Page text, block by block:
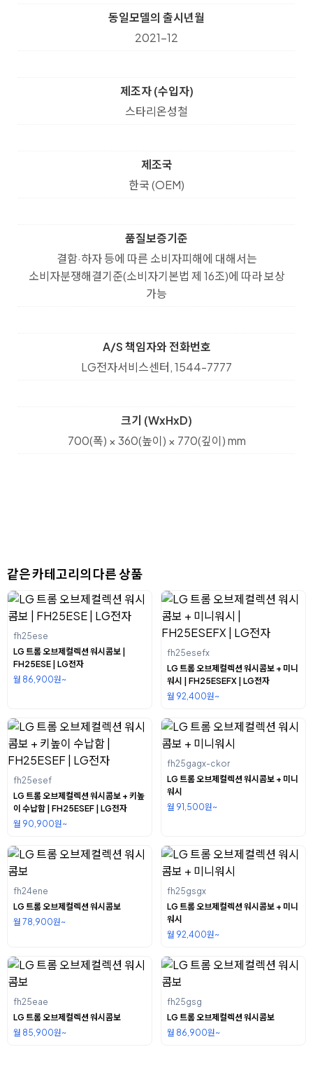
동일모델의 출시년월
2021-12
제조자 (수입자)
스타리온성철
제조국
한국 (OEM)
품질보증기준
결함·하자 등에 따른 소비자피해에 대해서는
소비자분쟁해결기준(소비자기본법 제 16조)에 따라 보상
가능
A/S 책임자와 전화번호
LG전자서비스센터, 1544-7777
크기 (WxHxD)
700(폭) × 360(높이) × 770(깊이) mm
같은 카테고리의 다른 상품
fh25ese
LG 트롬 오브제컬렉션 워시콤보 |
FH25ESE | LG전자
월 86,900원~
fh25esefx
LG 트롬 오브제컬렉션 워시콤보 + 미니
워시 | FH25ESEFX | LG전자
월 92,400원~
fh25esef
LG 트롬 오브제컬렉션 워시콤보 + 키높
이 수납함 | FH25ESEF | LG전자
월 90,900원~
fh25gagx-ckor
LG 트롬 오브제컬렉션 워시콤보 + 미니
워시
월 91,500원~
fh24ene
LG 트롬 오브제컬렉션 워시콤보
월 78,900원~
fh25gsgx
LG 트롬 오브제컬렉션 워시콤보 + 미니
워시
월 92,400원~
fh25eae
LG 트롬 오브제컬렉션 워시콤보
월 85,900원~
fh25gsg
LG 트롬 오브제컬렉션 워시콤보
월 86,900원~